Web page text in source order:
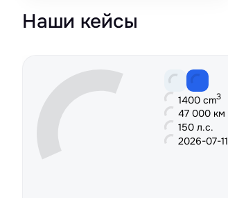
Наши кейсы
1400 cm3
47 000 км
150 л.с.
2026-07-11